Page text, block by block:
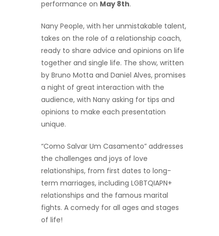
performance on May 8th.
Nany People, with her unmistakable talent,
takes on the role of a relationship coach,
ready to share advice and opinions on life
together and single life. The show, written
by Bruno Motta and Daniel Alves, promises
a night of great interaction with the
audience, with Nany asking for tips and
opinions to make each presentation
unique.
“Como Salvar Um Casamento” addresses
the challenges and joys of love
relationships, from first dates to long-
term marriages, including LGBTQIAPN+
relationships and the famous marital
fights. A comedy for all ages and stages
of life!